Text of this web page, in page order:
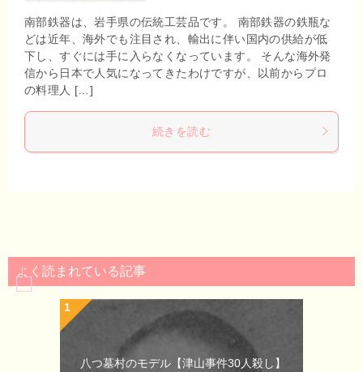
南部鉄器は、岩手県の伝統工芸品です。 南部鉄器の鉄瓶な
どは近年、海外でも注目され、輸出に伴い国内の供給が低
下し、すぐには手に入らなくなっています。 そんな海外発
信から日本で人気になってきたわけですが、以前からプロ
の料理人 […]
続きを読む
よく読まれている記事
八つ墓村のモデル【津山事件30人殺し】